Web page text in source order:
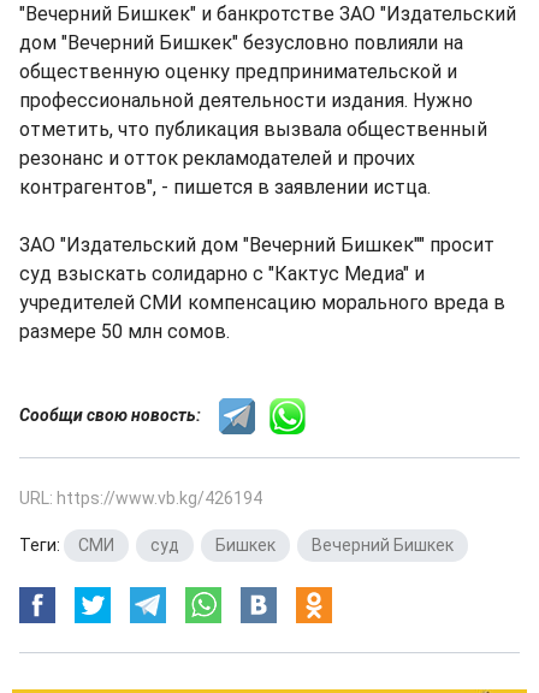
"Вечерний Бишкек" и банкротстве ЗАО "Издательский
дом "Вечерний Бишкек" безусловно повлияли на
общественную оценку предпринимательской и
профессиональной деятельности издания. Нужно
отметить, что публикация вызвала общественный
резонанс и отток рекламодателей и прочих
контрагентов", - пишется в заявлении истца.
ЗАО "Издательский дом "Вечерний Бишкек"" просит
суд взыскать солидарно с "Кактус Медиа" и
учредителей СМИ компенсацию морального вреда в
размере 50 млн сомов.
Сообщи свою новость:
URL: https://www.vb.kg/426194
Теги: СМИ суд Бишкек Вечерний Бишкек